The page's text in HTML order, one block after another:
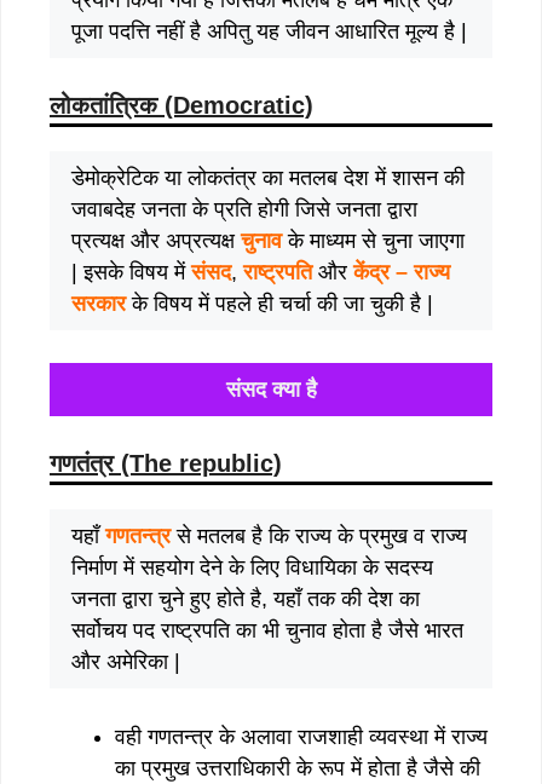
पूजा पदत्ति नहीं है अपितु यह जीवन आधारित मूल्य है |
लोकतांत्रिक (Democratic)
डेमोक्रेटिक या लोकतंत्र का मतलब देश में शासन की
जवाबदेह जनता के प्रति होगी जिसे जनता द्वारा
प्रत्यक्ष और अप्रत्यक्षचुनावके माध्यम से चुना जाएगा
| इसके विषय मेंसंसद,राष्ट्रपति औरकेंद्र – राज्य
सरकारके विषय में पहले ही चर्चा की जा चुकी है |
संसद क्या है
गणतंत्र (The republic)
यहाँगणतन्त्रसे मतलब है कि राज्य के प्रमुख व राज्य
निर्माण में सहयोग देने के लिए विधायिका के सदस्य
जनता द्वारा चुने हुए होते है, यहाँ तक की देश का
सर्वोचय पद राष्ट्रपति का भी चुनाव होता है जैसे भारत
और अमेरिका |
वही गणतन्त्र के अलावा राजशाही व्यवस्था में राज्य
का प्रमुख उत्तराधिकारी के रूप में होता है जैसे की